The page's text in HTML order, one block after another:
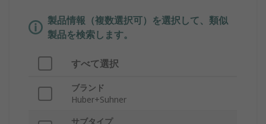
製品情報（複数選択可）を選択して、類似
製品を検索します。
すべて選択
ブランド
Huber+Suhner
サブタイプ